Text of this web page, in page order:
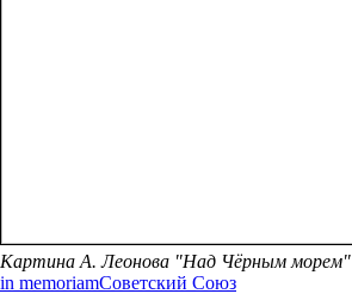
Картина А. Леонова "Над Чёрным морем"
in memoriamСоветский Союз